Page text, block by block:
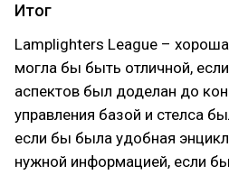
Итог
Lamplighters League –
могла бы быть отличной,
аспектов был доделан до
управления базой и стелса
если бы была удобная
нужной информацией, если